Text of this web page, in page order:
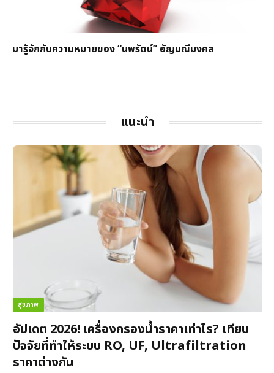
มารู้จักกับความหมายของ “นพรัตน์” อัญมณีมงคล
แนะนำ
สุขภาพ
อัปเดต 2026! เครื่องกรองน้ำราคาเท่าไร? เทียบ
ปัจจัยที่ทำให้ระบบ RO, UF, Ultrafiltration
ราคาต่างกัน